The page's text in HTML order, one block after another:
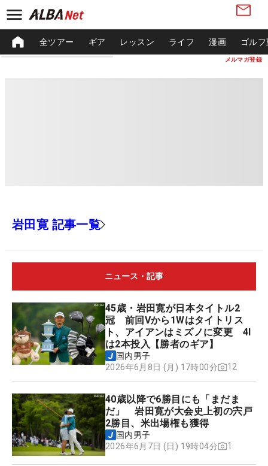
メルマガ登録
全ツアー ギア レッスン ライフ 漫画 ゴル
岩田寛 記事一覧
ニュース・記事
45歳・岩田寛が日本タイトル2
冠 前回Vから1Wはタイトリス
ト、アイアンはミズノに変更 4I
は2本投入【勝者のギア】
国内男子
2026年6月8日 (月) 17時00分
12
40歳以降で6勝目にも「まだま
だ」 岩田寛が大会史上初の宍戸
2勝目、米出場権も獲得
国内男子
2026年6月7日 (日) 19時04分
1